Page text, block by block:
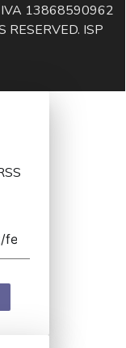
IVA 13868590962
ISP